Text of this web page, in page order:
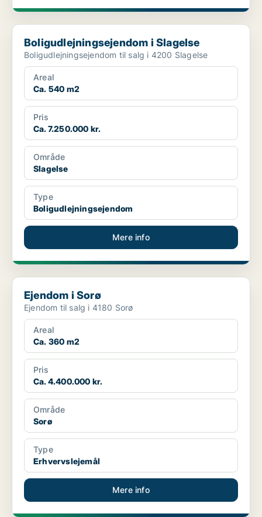
Boligudlejningsejendom i Slagelse
Boligudlejningsejendom i Slagelse
Boligudlejningsejendom til salg i 4200 Slagelse
Areal
Ca. 540 m2
Pris
Ca. 7.250.000 kr.
Område
Slagelse
Type
Boligudlejningsejendom
Mere info
Ejendom i Sorø
Ejendom i Sorø
Ejendom til salg i 4180 Sorø
Areal
Ca. 360 m2
Pris
Ca. 4.400.000 kr.
Område
Sorø
Type
Erhvervslejemål
Mere info